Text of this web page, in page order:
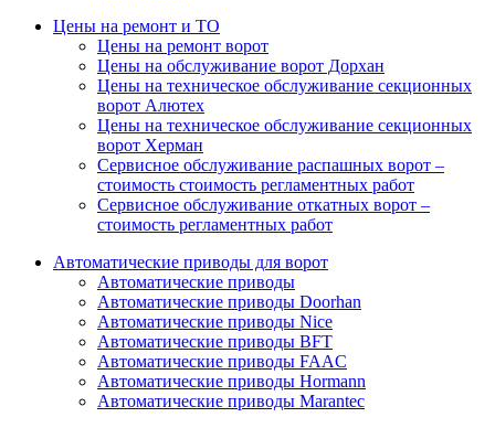
Цены на ремонт и ТО
Цены на ремонт ворот
Цены на обслуживание ворот Дорхан
Цены на техническое обслуживание секционных
ворот Алютех
Цены на техническое обслуживание секционных
ворот Херман
Сервисное обслуживание распашных ворот –
стоимость стоимость регламентных работ
Сервисное обслуживание откатных ворот –
стоимость регламентных работ
Автоматические приводы для ворот
Автоматические приводы
Автоматические приводы Doorhan
Автоматические приводы Nice
Автоматические приводы BFT
Автоматические приводы FAAC
Автоматические приводы Hormann
Автоматические приводы Marantec